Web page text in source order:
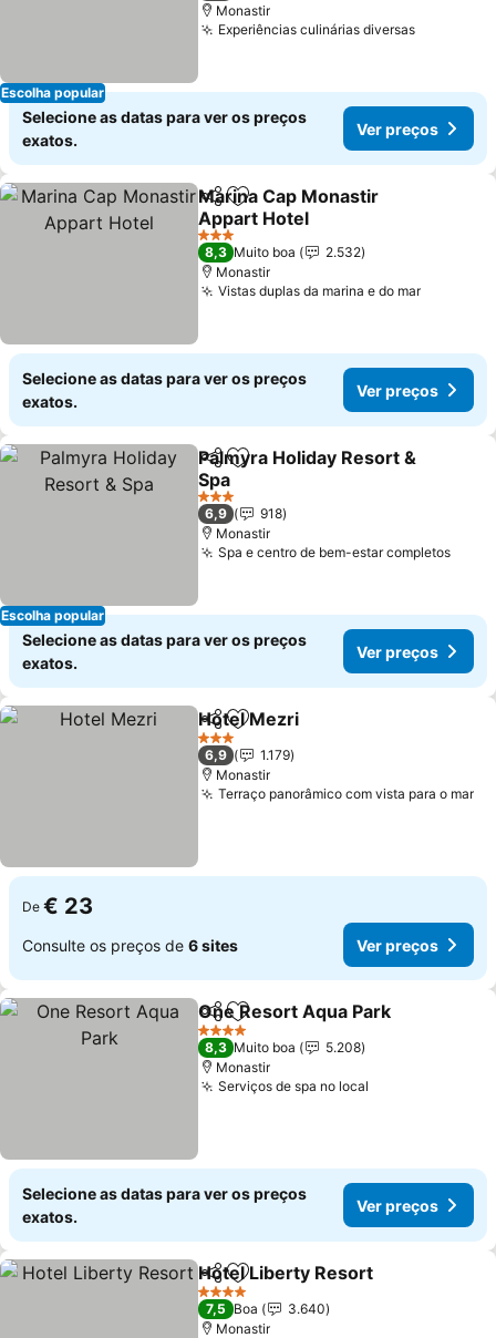
Escolha popular
Monastir
Experiências culinárias diversasVer
Selecione as datas para ver os preços
exatos.
Ver preços
PartilharAdicionar aos favoritos
Marina Cap Monastir
Appart Hotel
Ver preços
3 Estrelas
8,3 Muito boa
2.532
Monastir
Vistas duplas da marina e do marVer
Selecione as datas para ver os preços
exatos.
Ver preços
Escolha popular
PartilharAdicionar aos favoritos
Palmyra Holiday Resort &
Spa
Ver preços
3 Estrelas
6,9
918
Monastir
Spa e centro de bem-estar completosVer
Selecione as datas para ver os preços
exatos.
Ver preços
PartilharAdicionar aos favoritos
Hotel Mezri
3 Estrelas
6,9
1.179
Monastir
Terraço panorâmico com vista para o mar
De € 23
Consulte os preços de 6 sites Ver preços
PartilharAdicionar aos favoritos
One Resort Aqua Park
4 Estrelas
8,3 Muito boa
5.208
Monastir
Serviços de spa no local
Selecione as datas para ver os preços
exatos.
Ver preços
PartilharAdicionar aos favoritos
Hotel Liberty Resort
4 Estrelas
7,5 Boa
3.640
Monastir